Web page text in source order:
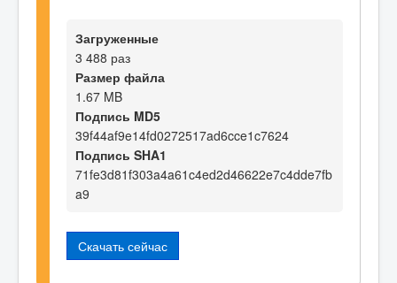
Загруженные
3 488 раз
Размер файла
1.67 MB
Подпись MD5
39f44af9e14fd0272517ad6cce1c7624
Подпись SHA1
71fe3d81f303a4a61c4ed2d46622e7c4dde7fb
a9
Скачать сейчас